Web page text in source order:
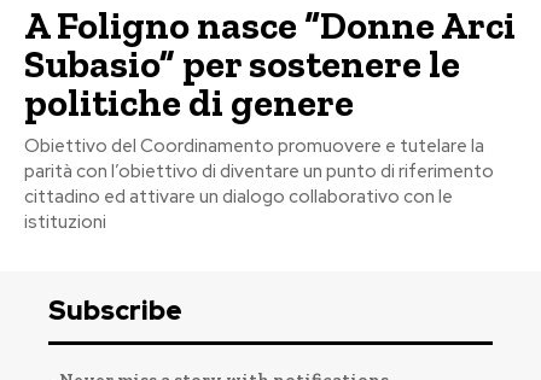
A Foligno nasce “Donne Arci
Subasio” per sostenere le
politiche di genere
Obiettivo del Coordinamento promuovere e tutelare la
parità con l’obiettivo di diventare un punto di riferimento
cittadino ed attivare un dialogo collaborativo con le
istituzioni
Subscribe